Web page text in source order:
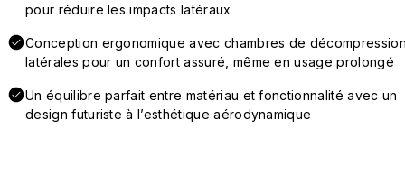
pour réduire les impacts latéraux
Conception ergonomique avec chambres de
latérales pour un confort assuré, même en usage prolongé
Un équilibre parfait entre matériau et fonctionnalité avec un
design futuriste à l’esthétique aérodynamique